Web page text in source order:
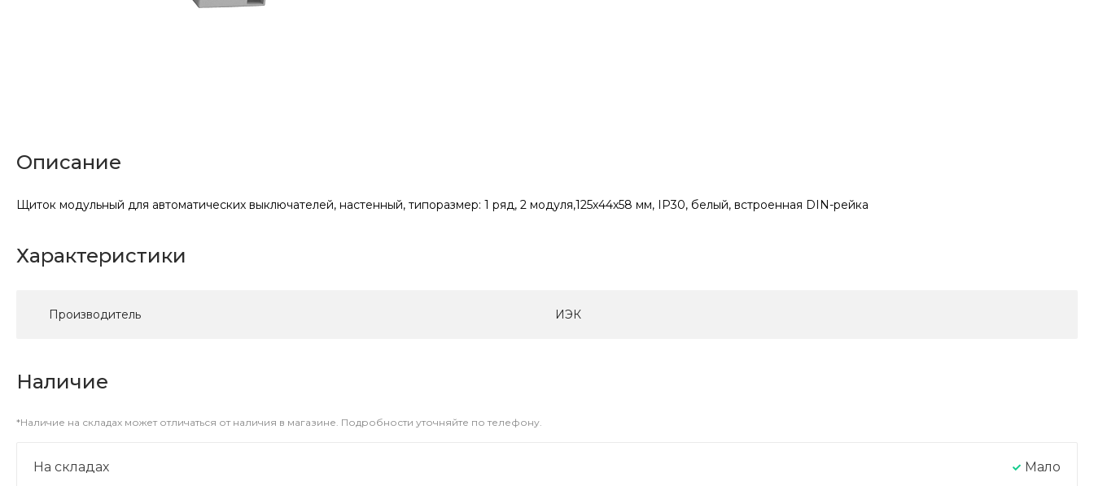
Описание
Щиток модульный для автоматических выключателей, настенный, типоразмер: 1 ряд, 2 модуля,125х44х58 мм, IP30, белый, встроенная DIN-рейка
Характеристики
Производитель ИЭК
Наличие
*Наличие на складах может отличаться от наличия в магазине. Подробности уточняйте по телефону.
На складах Мало